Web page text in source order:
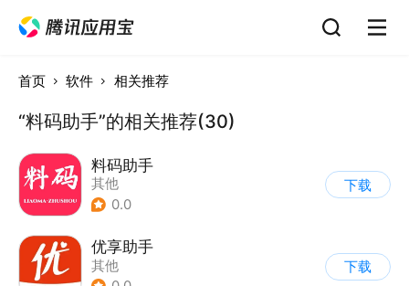
首页 软件 相关推荐
“料码助手”的相关推荐(30)
料码助手
其他
0.0
下载
优享助手
其他
下载